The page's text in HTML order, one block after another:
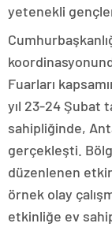
yetenekli
Fuarları
yıl 23-24 Şubat
sahipliğinde,
gerçekleşti.
düzenlenen
örnek olay
etkinliğe ev